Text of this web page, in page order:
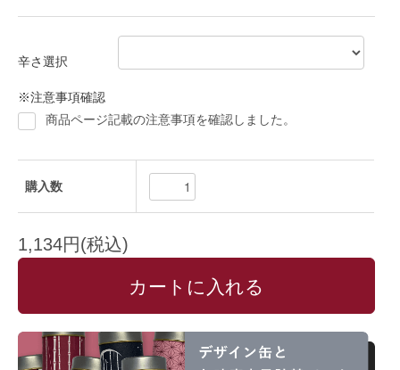
辛さ選択
※注意事項確認
商品ページ記載の注意事項を確認しました。
購入数
1,134円(税込)